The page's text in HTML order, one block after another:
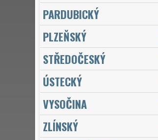
PARDUBICKÝ
PLZEŇSKÝ
STŘEDOČESKÝ
ÚSTECKÝ
VYSOČINA
ZLÍNSKÝ